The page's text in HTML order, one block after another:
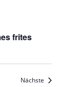
frites
Nächste